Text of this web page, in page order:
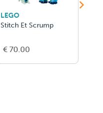
LEGO
Stitch Et Scrump
€ 70.00